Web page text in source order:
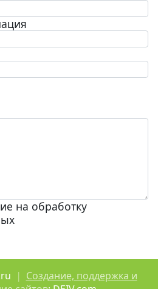
на обработку
| Создание, поддержка и